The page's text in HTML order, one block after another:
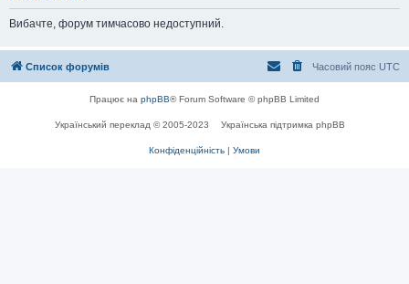
Вибачте, форум тимчасово недоступний.
Список форумів Часовий пояс UTC
Працює на phpBB® Forum Software © phpBB Limited
Український переклад © 2005-2023 Українська підтримка phpBB
Конфіденційність | Умови